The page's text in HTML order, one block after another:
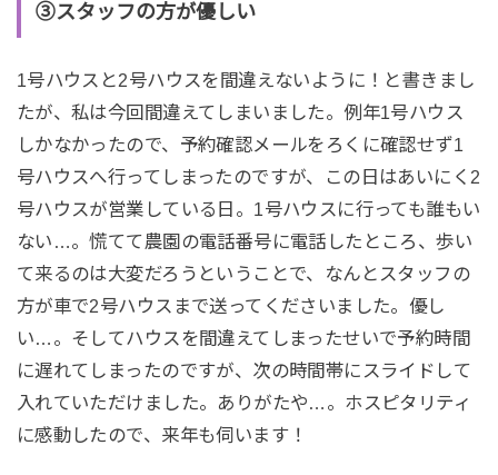
③スタッフの方が優しい
1号ハウスと2号ハウスを間違えないように！と書きまし
たが、私は今回間違えてしまいました。例年1号ハウス
しかなかったので、予約確認メールをろくに確認せず1
号ハウスへ行ってしまったのですが、この日はあいにく2
号ハウスが営業している日。1号ハウスに行っても誰もい
ない…。慌てて農園の電話番号に電話したところ、歩い
て来るのは大変だろうということで、なんとスタッフの
方が車で2号ハウスまで送ってくださいました。優し
い…。そしてハウスを間違えてしまったせいで予約時間
に遅れてしまったのですが、次の時間帯にスライドして
入れていただけました。ありがたや…。ホスピタリティ
に感動したので、来年も伺います！